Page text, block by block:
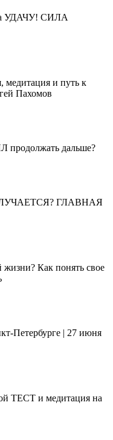
УДАЧУ! СИЛА
медитация и путь к
Пахомов
продолжать дальше?
ГЛАВНАЯ
Как понять свое
Петербурге | 27 июня
ТЕСТ и медитация на